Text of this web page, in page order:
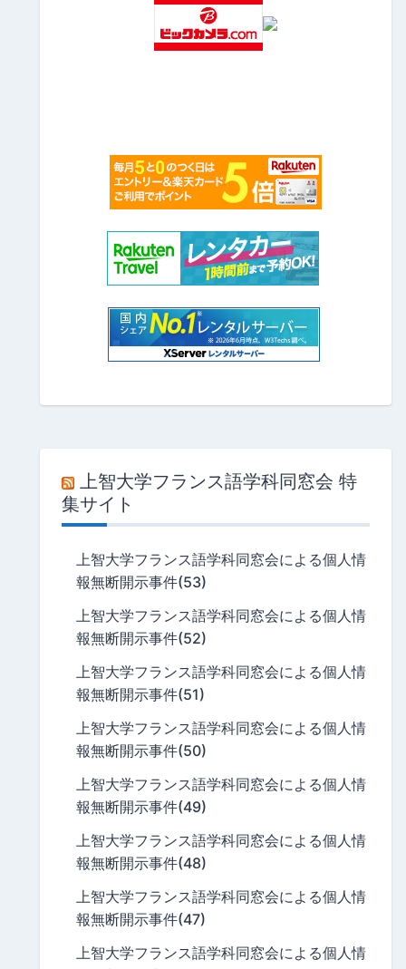
上智大学フランス語学科同窓会 特
集サイト
上智大学フランス語学科同窓会による個人情
報無断開示事件(53)
上智大学フランス語学科同窓会による個人情
報無断開示事件(52)
上智大学フランス語学科同窓会による個人情
報無断開示事件(51)
上智大学フランス語学科同窓会による個人情
報無断開示事件(50)
上智大学フランス語学科同窓会による個人情
報無断開示事件(49)
上智大学フランス語学科同窓会による個人情
報無断開示事件(48)
上智大学フランス語学科同窓会による個人情
報無断開示事件(47)
上智大学フランス語学科同窓会による個人情